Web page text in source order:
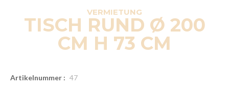
VERMIETUNG
TISCH RUND Ø 200
CM H 73 CM
Artikelnummer : 47